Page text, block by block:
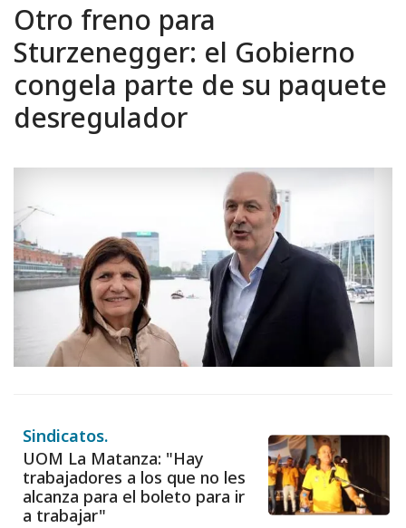
Otro freno para
Sturzenegger: el Gobierno
congela parte de su paquete
desregulador
Sindicatos.
UOM La Matanza: "Hay
trabajadores a los que no les
alcanza para el boleto para ir
a trabajar"